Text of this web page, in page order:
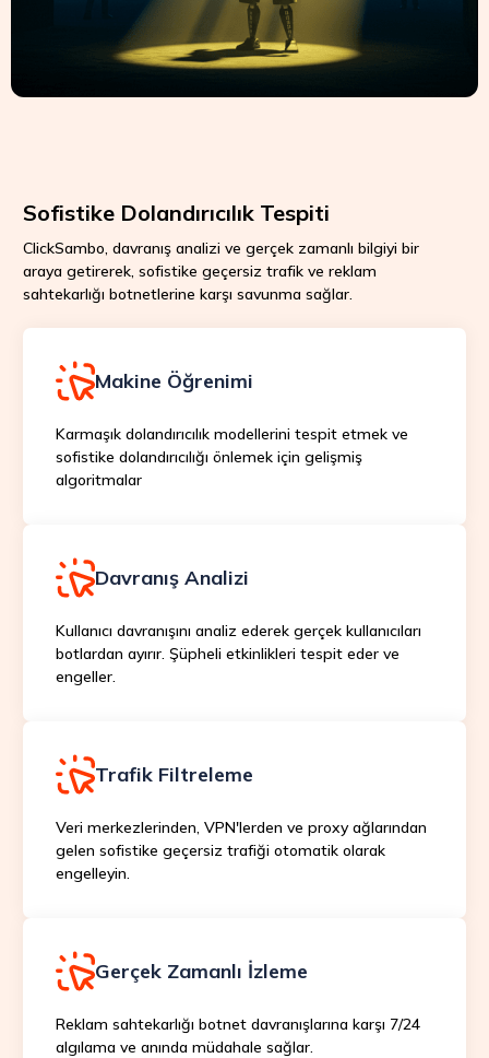
Sofistike Dolandırıcılık Tespiti
ClickSambo, davranış analizi ve gerçek zamanlı bilgiyi bir
araya getirerek, sofistike geçersiz trafik ve reklam
sahtekarlığı botnetlerine karşı savunma sağlar.
Makine Öğrenimi
Karmaşık dolandırıcılık modellerini tespit etmek ve
sofistike dolandırıcılığı önlemek için gelişmiş
algoritmalar
Davranış Analizi
Kullanıcı davranışını analiz ederek gerçek kullanıcıları
botlardan ayırır. Şüpheli etkinlikleri tespit eder ve
engeller.
Trafik Filtreleme
Veri merkezlerinden, VPN'lerden ve proxy ağlarından
gelen sofistike geçersiz trafiği otomatik olarak
engelleyin.
Gerçek Zamanlı İzleme
Reklam sahtekarlığı botnet davranışlarına karşı 7/24
algılama ve anında müdahale sağlar.